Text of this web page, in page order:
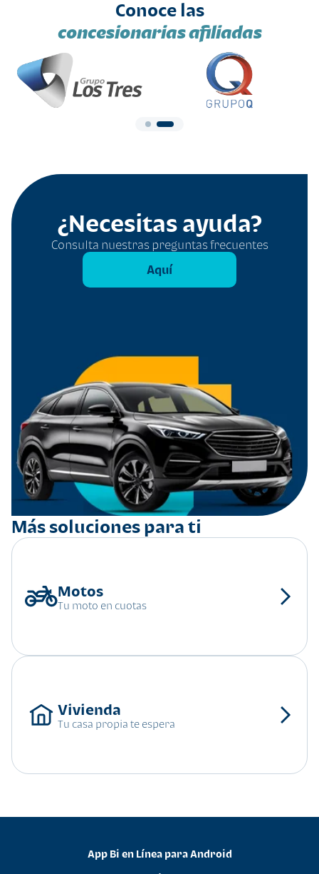
Conoce las
concesionarias afiliadas
¿Necesitas ayuda?
Consulta nuestras preguntas frecuentes
Aquí
Más soluciones para ti
Tu moto en cuotas
Tu casa propia te espera
App Bi en Línea para Android